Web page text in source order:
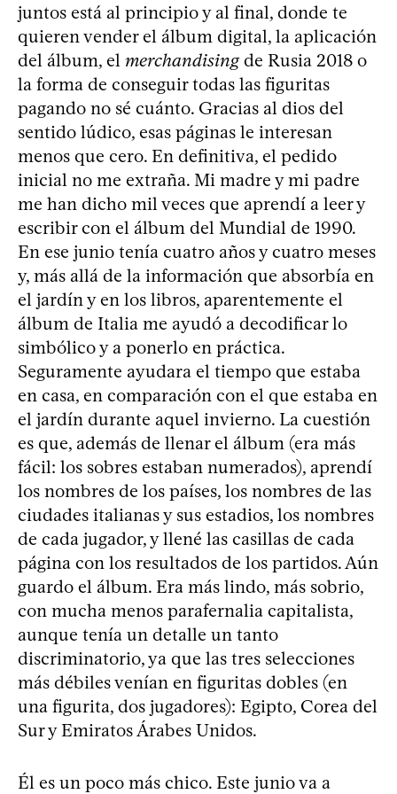
juntos está al principio y al final, donde te
quieren vender el álbum digital, la aplicación
del álbum, el merchandisingde Rusia 2018 o
la forma de conseguir todas las figuritas
pagando no sé cuánto. Gracias al dios del
sentido lúdico, esas páginas le interesan
menos que cero. En definitiva, el pedido
inicial no me extraña. Mi madre y mi padre
me han dicho mil veces que aprendí a leer y
escribir con el álbum del Mundial de 1990.
En ese junio tenía cuatro años y cuatro meses
y, más allá de la información que absorbía en
el jardín y en los libros, aparentemente el
álbum de Italia me ayudó a decodificar lo
simbólico y a ponerlo en práctica.
Seguramente ayudara el tiempo que estaba
en casa, en comparación con el que estaba en
el jardín durante aquel invierno. La cuestión
es que, además de llenar el álbum (era más
fácil: los sobres estaban numerados), aprendí
los nombres de los países, los nombres de las
ciudades italianas y sus estadios, los nombres
de cada jugador, y llené las casillas de cada
página con los resultados de los partidos. Aún
guardo el álbum. Era más lindo, más sobrio,
con mucha menos parafernalia capitalista,
aunque tenía un detalle un tanto
discriminatorio, ya que las tres selecciones
más débiles venían en figuritas dobles (en
una figurita, dos jugadores): Egipto, Corea del
Sur y Emiratos Árabes Unidos.
Él es un poco más chico. Este junio va a